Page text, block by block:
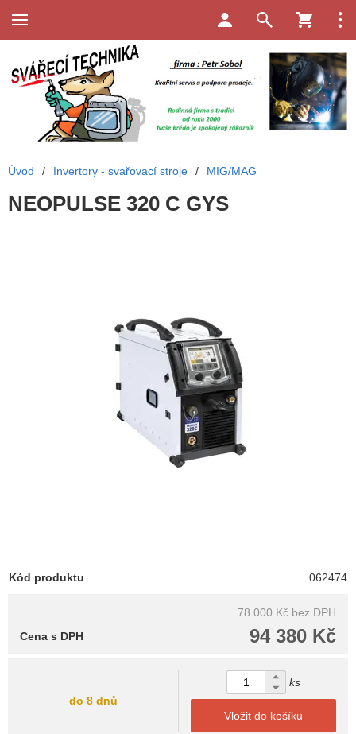
Úvod / Invertory - svařovací stroje / MIG/MAG
NEOPULSE 320 C GYS
Kód produktu 062474
78 000 Kč bez DPH
94 380 Kč
Cena s DPH
do 8 dnů
ks
Vložit do košíku